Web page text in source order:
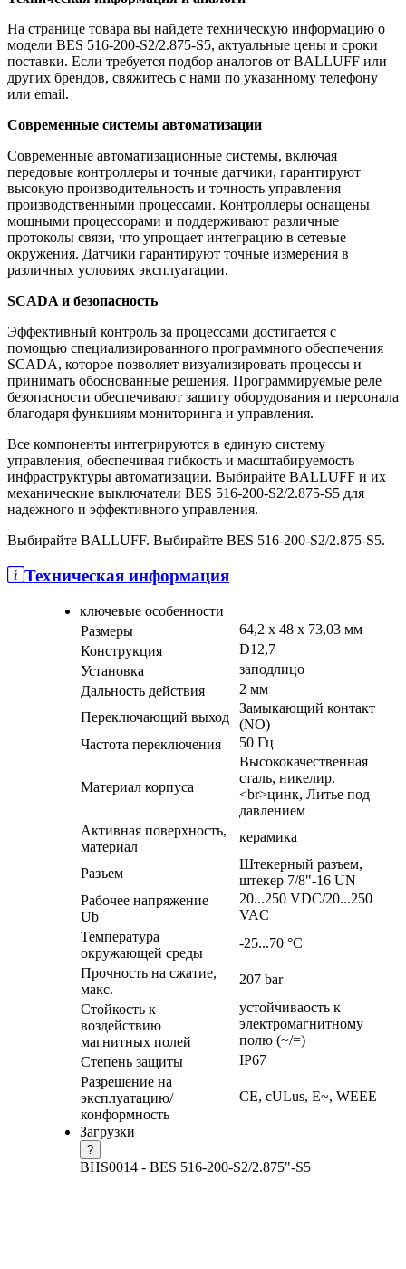
На странице товара вы найдете техническую информацию о
модели BES 516-200-S2/2.875-S5, актуальные цены и сроки
поставки. Если требуется подбор аналогов от BALLUFF или
других брендов, свяжитесь с нами по указанному телефону
или email.
Современные системы автоматизации
Современные автоматизационные системы, включая
передовые контроллеры и точные датчики, гарантируют
высокую производительность и точность управления
производственными процессами. Контроллеры оснащены
мощными процессорами и поддерживают различные
протоколы связи, что упрощает интеграцию в сетевые
окружения. Датчики гарантируют точные измерения в
различных условиях эксплуатации.
SCADA и безопасность
Эффективный контроль за процессами достигается с
помощью специализированного программного обеспечения
SCADA, которое позволяет визуализировать процессы и
принимать обоснованные решения. Программируемые реле
безопасности обеспечивают защиту оборудования и персонала
благодаря функциям мониторинга и управления.
Все компоненты интегрируются в единую систему
управления, обеспечивая гибкость и масштабируемость
инфраструктуры автоматизации. Выбирайте BALLUFF и их
механические выключатели BES 516-200-S2/2.875-S5 для
надежного и эффективного управления.
Выбирайте BALLUFF. Выбирайте BES 516-200-S2/2.875-S5.
Техническая информация
ключевые особенности
Размеры
64,2 x 48 x 73,03 мм
Конструкция
D12,7
Установка
заподлицо
Дальность действия
2 мм
Переключающий выход
Замыкающий контакт
(NO)
Частота переключения
50 Гц
Материал корпуса
Высококачественная
сталь, никелир.
<br>цинк, Литье под
давлением
Активная поверхность,
материал
керамика
Разъем
Штекерный разъем,
штекер 7/8"-16 UN
Рабочее напряжение
Ub
20...250 VDC/20...250
VAC
Температура
окружающей среды
-25...70 °C
Прочность на сжатие,
макс.
207 bar
Стойкость к
воздействию
магнитных полей
устойчиваость к
электромагнитному
полю (~/=)
Степень защиты
IP67
Разрешение на
эксплуатацию/
конформность
CE, cULus, E~, WEEE
Загрузки
?
BHS0014 - BES 516-200-S2/2.875"-S5